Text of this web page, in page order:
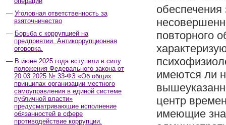
Уголовная ответственность за
взяточничество
Борьба с коррупцией на
предприятии. Антикоррупционная
оговорка.
В июне 2025 года вступили в силу
положения Федерального закона от
20.03.2025 № 33-ФЗ «Об общих
принципах организации местного
самоуправления в единой системе
публичной власти»
предусматривающие исполнение
обязанностей в сфере
противодействие коррупции.
повторного
имеются ли
центр
имеющие